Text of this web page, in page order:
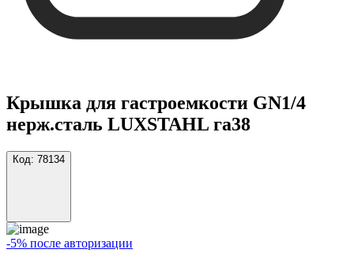
Крышка для гастроемкости GN1/4
нерж.сталь LUXSTAHL га38
Код: 78134
-5% после авторизации